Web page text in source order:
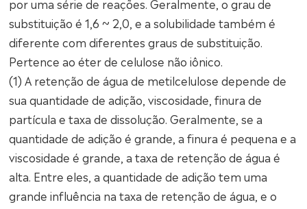
por uma série de reações. Geralmente, o grau de
substituição é 1,6 ~ 2,0, e a solubilidade também é
diferente com diferentes graus de substituição.
Pertence ao éter de celulose não iônico.
(1) A retenção de água de metilcelulose depende de
sua quantidade de adição, viscosidade, finura de
partícula e taxa de dissolução. Geralmente, se a
quantidade de adição é grande, a finura é pequena e a
viscosidade é grande, a taxa de retenção de água é
alta. Entre eles, a quantidade de adição tem uma
grande influência na taxa de retenção de água, e o